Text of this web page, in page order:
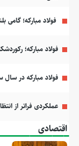
فولاد مبارکه؛ گامی
فولاد مبارکه؛
فولاد مبارکه در سال سخت ۱۴۰۴ رکورد تاریخی
عملکردی فراتر از
اقتصادی